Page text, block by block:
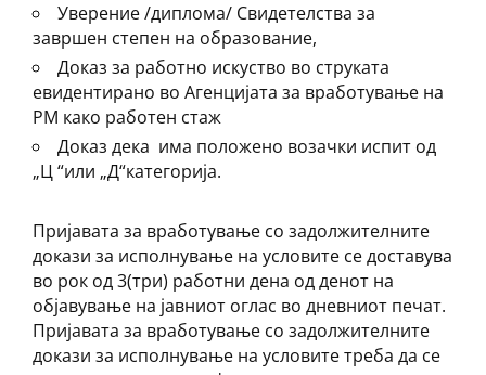
Уверение /диплома/ Свидетелства за
завршен степен на образование,
Доказ за работно искуство во струката
евидентирано во Агенцијата за вработување на
РМ како работен стаж
Доказ дека има положено возачки испит од
„Ц “или „Д“категорија.
Пријавата за вработување со задолжителните
докази за исполнување на условите се доставува
во рок од 3(три) работни дена од денот на
објавување на јавниот оглас во дневниот печат.
Пријавата за вработување со задолжителните
докази за исполнување на условите треба да се